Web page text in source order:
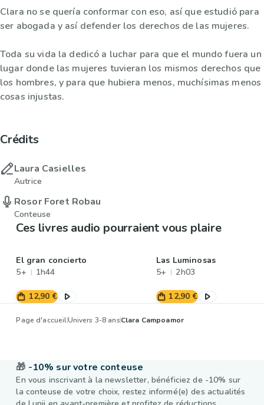
Clara no se quería conformar con eso, así que estudió para
ser abogada y así defender los derechos de las mujeres.
Toda su vida la dedicó a luchar para que el mundo fuera un
lugar donde las mujeres tuvieran los mismos derechos que
los hombres, y para que hubiera menos, muchísimas menos
cosas injustas.
Crédits
Laura Casielles
Autrice
Rosor Foret Robau
Conteuse
Ces livres audio pourraient vous plaire
El gran concierto
5+
1h44
12,90 €
Las Luminosas
5+
2h03
12,90 €
Page d'accueilUnivers 3-8 ansClara Campoamor
🎁 -10% sur votre conteuse
En vous inscrivant à la newsletter, bénéficiez de -10% sur
la conteuse de votre choix, restez informé(e) des actualités